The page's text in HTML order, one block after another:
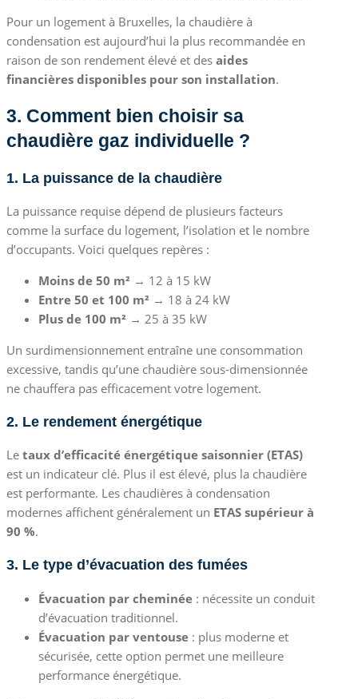
Pour un logement à Bruxelles, la chaudière à
condensation est aujourd’hui la plus recommandée en
raison de son rendement élevé et des aides
financières disponibles pour son installation.
3. Comment bien choisir sa
chaudière gaz individuelle ?
1. La puissance de la chaudière
La puissance requise dépend de plusieurs facteurs
comme la surface du logement, l’isolation et le nombre
d’occupants. Voici quelques repères :
Moins de 50 m² → 12 à 15 kW
Entre 50 et 100 m² → 18 à 24 kW
Plus de 100 m² → 25 à 35 kW
Un surdimensionnement entraîne une consommation
excessive, tandis qu’une chaudière sous-dimensionnée
ne chauffera pas efficacement votre logement.
2. Le rendement énergétique
Le taux d’efficacité énergétique saisonnier (ETAS)
est un indicateur clé. Plus il est élevé, plus la chaudière
est performante. Les chaudières à condensation
modernes affichent généralement un ETAS supérieur à
90 %.
3. Le type d’évacuation des fumées
Évacuation par cheminée : nécessite un conduit
d’évacuation traditionnel.
Évacuation par ventouse : plus moderne et
sécurisée, cette option permet une meilleure
performance énergétique.